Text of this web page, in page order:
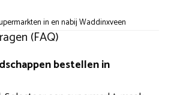
in en nabij Waddinxveen
(FAQ)
bestellen in